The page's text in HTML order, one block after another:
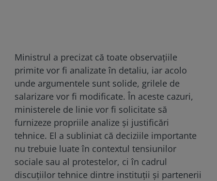
Ministrul a precizat că toate observațiile
primite vor fi analizate în detaliu, iar acolo
unde argumentele sunt solide, grilele de
salarizare vor fi modificate. În aceste cazuri,
ministerele de linie vor fi solicitate să
furnizeze propriile analize și justificări
tehnice. El a subliniat că deciziile importante
nu trebuie luate în contextul tensiunilor
sociale sau al protestelor, ci în cadrul
discuțiilor tehnice dintre instituții și partenerii